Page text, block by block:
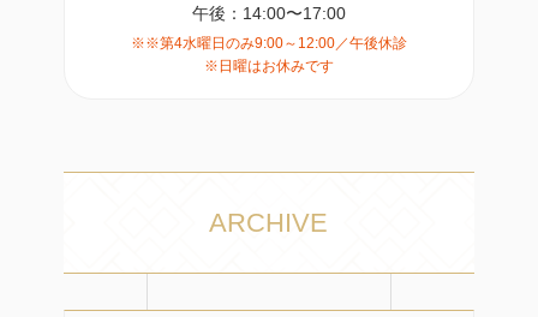
午後：14:00〜17:00
※※第4水曜日のみ9:00～12:00／午後休診
※日曜はお休みです
ARCHIVE